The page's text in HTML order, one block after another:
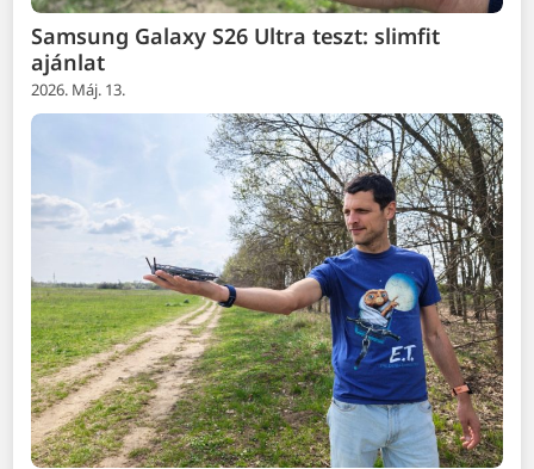
Samsung Galaxy S26 Ultra teszt: slimfit
ajánlat
2026. Máj. 13.